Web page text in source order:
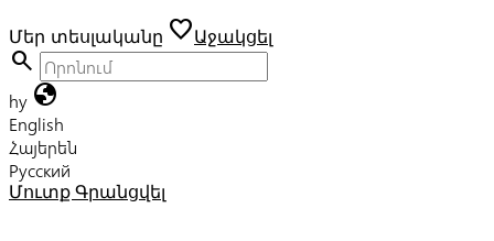
Մեր տեսլականը favoriteԱջակցել
search
hy globe
English
Հայերեն
Русский
Մուտք Գրանցվել